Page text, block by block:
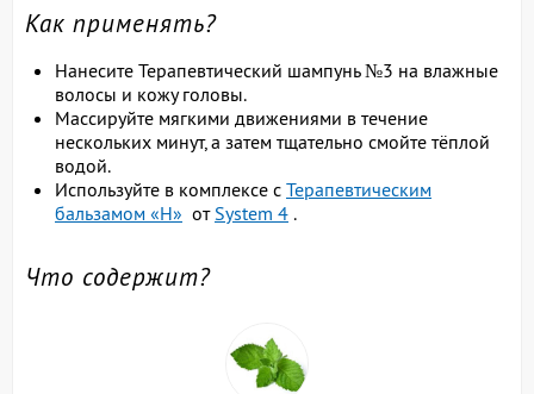
Как применять?
Нанесите Терапевтический шампунь №3 на влажные
волосы и кожу головы.
Массируйте мягкими движениями в течение
нескольких минут, а затем тщательно смойте тёплой
водой.
Используйте в комплексе с Терапевтическим
бальзамом «H» от System 4 .
Что содержит?